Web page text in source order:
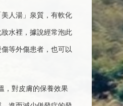
人湯」泉質，有軟化
水裡，據說經常泡此
等外傷患者，也可以
，對皮膚的保養效果